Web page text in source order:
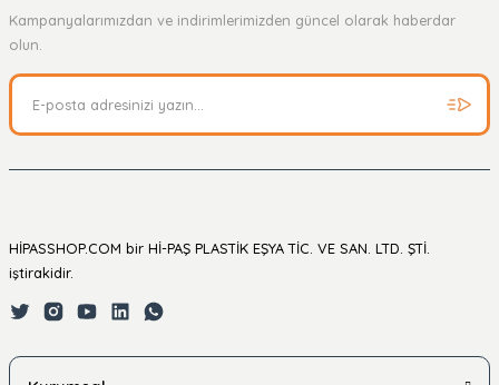
Kampanyalarımızdan ve indirimlerimizden güncel olarak haberdar
olun.
HİPASSHOP.COM bir Hİ-PAŞ PLASTİK EŞYA TİC. VE SAN. LTD. ŞTİ.
iştirakidir.